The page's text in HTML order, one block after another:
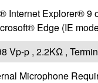
Internet Explorer® 9
Edge (IE
Vp-p , 2.2KΩ ,
Microphone